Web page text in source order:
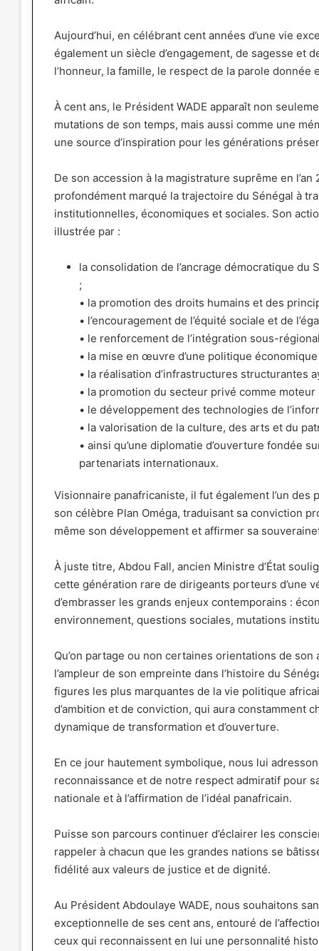
Aujourd’hui, en célébrant cent années d’une vie
également un siècle d’engagement, de sagesse et
l’honneur, la famille, le respect de la parole donnée
À cent ans, le Président WADE apparaît non
mutations de son temps, mais aussi comme une
une source d’inspiration pour les générations
De son accession à la magistrature suprême en
profondément marqué la trajectoire du Sénégal à
institutionnelles, économiques et sociales. Son
illustrée par :
la consolidation de l’ancrage démocratique du
;
• la promotion des droits humains et des
• l’encouragement de l’équité sociale et de
• le renforcement de l’intégration sous-
• la mise en œuvre d’une politique
• la réalisation d’infrastructures structurantes
• la promotion du secteur privé comme
• le développement des technologies de
• la valorisation de la culture, des arts et du
• ainsi qu’une diplomatie d’ouverture fondée
partenariats internationaux.
Visionnaire panafricaniste, il fut également l’un des
son célèbre Plan Oméga, traduisant sa conviction
même son développement et affirmer sa
À juste titre, Abdou Fall, ancien Ministre d’État
cette génération rare de dirigeants porteurs d’une
d’embrasser les grands enjeux contemporains :
environnement, questions sociales, mutations
Qu’on partage ou non certaines orientations de
l’ampleur de son empreinte dans l’histoire du
figures les plus marquantes de la vie politique
d’ambition et de conviction, qui aura constamment
dynamique de transformation et d’ouverture.
En ce jour hautement symbolique, nous lui
reconnaissance et de notre respect admiratif pour
nationale et à l’affirmation de l’idéal panafricain.
Puisse son parcours continuer d’éclairer les
rappeler à chacun que les grandes nations se
fidélité aux valeurs de justice et de dignité.
Au Président Abdoulaye WADE, nous souhaitons
exceptionnelle de ses cent ans, entouré de
ceux qui reconnaissent en lui une personnalité